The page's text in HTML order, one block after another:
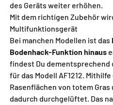
des Geräts weiter erhöhen.
Mit dem richtigen Zubehör
Multifunktionsgerät
Bei manchen Modellen ist das
Bodenhack-Funktion hinaus
findest Du dementsprechend
für das Modell AF1212. Mithilfe
Rasenflächen von totem
dadurch durchgelüftet. Das